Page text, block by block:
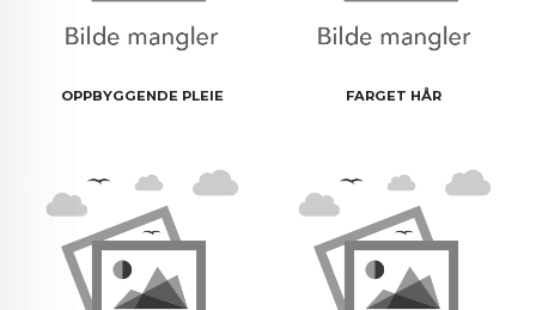
OPPBYGGENDE PLEIE FARGET HÅR